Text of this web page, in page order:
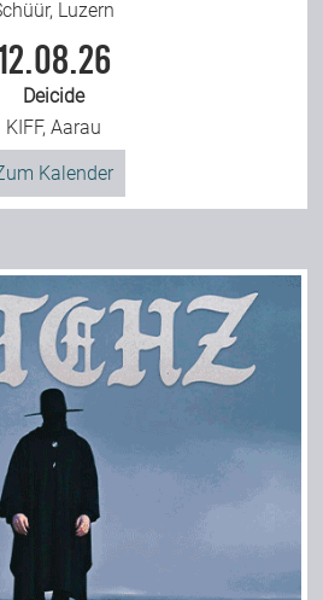
Luzern
Deicide
KIFF, Aarau
Kalender